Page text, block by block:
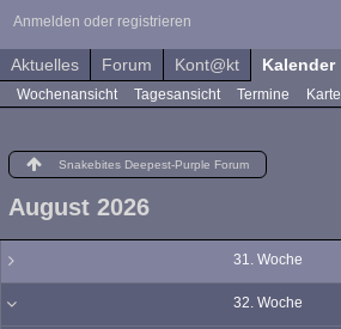
Anmelden oder registrieren
Aktuelles Forum Kont@kt Kalender
Wochenansicht Tagesansicht Termine Karte
Snakebites Deepest-Purple Forum
August 2026
31. Woche
32. Woche